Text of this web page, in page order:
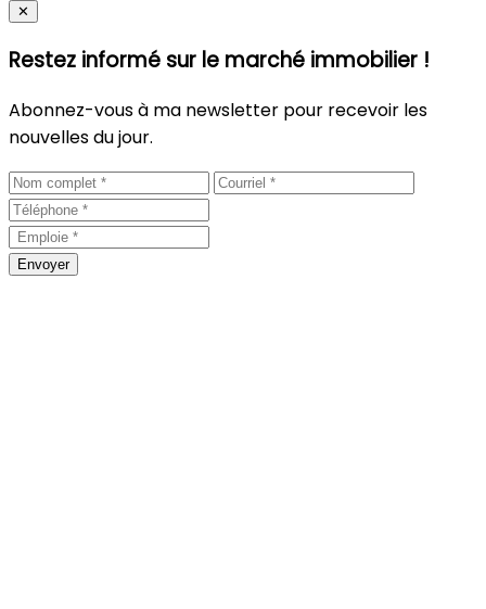
Close
✕
Restez informé sur le marché immobilier !
Abonnez-vous à ma newsletter pour recevoir les
nouvelles du jour.
Envoyer